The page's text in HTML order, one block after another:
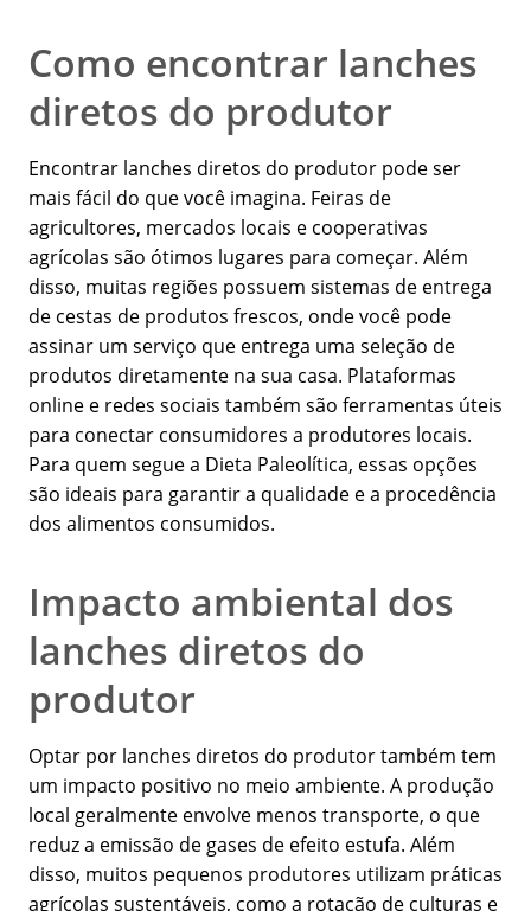
Como encontrar lanches
diretos do produtor
Encontrar lanches diretos do produtor pode ser
mais fácil do que você imagina. Feiras de
agricultores, mercados locais e cooperativas
agrícolas são ótimos lugares para começar. Além
disso, muitas regiões possuem sistemas de entrega
de cestas de produtos frescos, onde você pode
assinar um serviço que entrega uma seleção de
produtos diretamente na sua casa. Plataformas
online e redes sociais também são ferramentas úteis
para conectar consumidores a produtores locais.
Para quem segue a Dieta Paleolítica, essas opções
são ideais para garantir a qualidade e a procedência
dos alimentos consumidos.
Impacto ambiental dos
lanches diretos do
produtor
Optar por lanches diretos do produtor também tem
um impacto positivo no meio ambiente. A produção
local geralmente envolve menos transporte, o que
reduz a emissão de gases de efeito estufa. Além
disso, muitos pequenos produtores utilizam práticas
agrícolas sustentáveis, como a rotação de culturas e